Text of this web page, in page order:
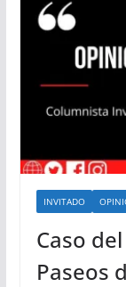
INVITADO
Caso
Paseos